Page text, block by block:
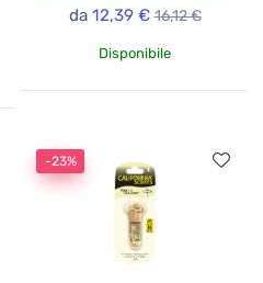
da 12,39 € 16,12 €
Disponibile
-23%